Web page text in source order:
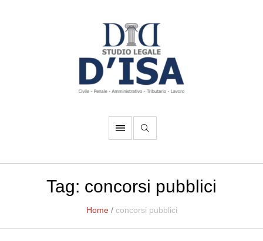
Tag: concorsi pubblici
Home / concorsi pubblici